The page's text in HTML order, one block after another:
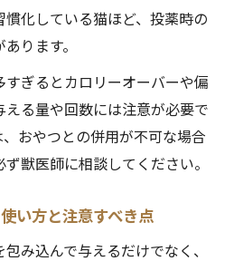
化している猫ほど、投薬時の
ります。
すぎるとカロリーオーバーや偏
る量や回数には注意が必要で
おやつとの併用が不可な場合
獣医師に相談してください。
い方と注意すべき点
み込んで与えるだけでなく、